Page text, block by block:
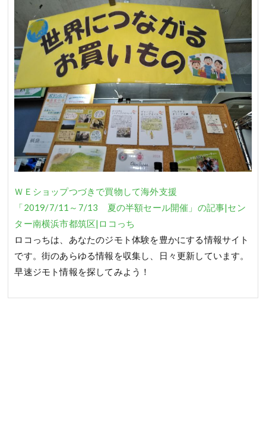
ＷＥショップつづきで買物して海外支援
「2019/7/11～7/13 夏の半額セール開催」の記事|セン
ター南横浜市都筑区|ロコっち
ロコっちは、あなたのジモト体験を豊かにする情報サイト
です。街のあらゆる情報を収集し、日々更新しています。
早速ジモト情報を探してみよう！